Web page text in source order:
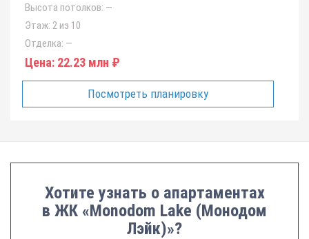
Высота потолков: —
Этаж: 2 из 10
Отделка: —
Цена: 22.23 млн ₽
Посмотреть планировку
Хотите узнать о апартаментах
в ЖК «Monodom Lake (Монодом
Лэйк)»?